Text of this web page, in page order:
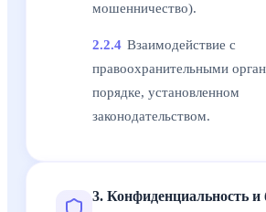
мошенничество).
2.2.4 Взаимодействие с
правоохранительными
порядке, установленном
законодательством.
3. Конфиденциальность и